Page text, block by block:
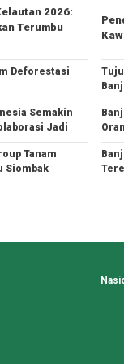
2026:
Terumbu
Deforestasi
Semakin
Jadi
Tanam
Siombak